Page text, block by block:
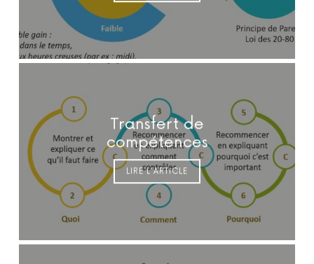
Transfert de
compétences
LIRE L'ARTICLE